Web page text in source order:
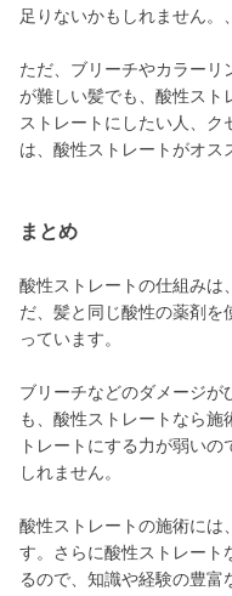
足りないかもしれません。、
ただ、ブリーチやカラーリ
が難しい髪でも、酸性スト
ストレートにしたい人、ク
は、酸性ストレートがオス
まとめ
酸性ストレートの仕組みは
だ、髪と同じ酸性の薬剤を
っています。
ブリーチなどのダメージが
も、酸性ストレートなら施
トレートにする力が弱い
しれません。
酸性ストレートの施術には
す。さらに酸性ストレート
るので、知識や経験の豊富